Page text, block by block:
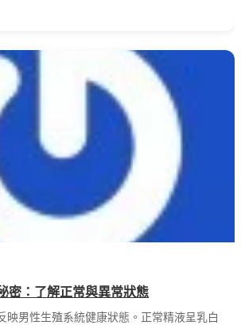
密：了解正常與異常狀態
映男性生殖系統健康狀態。正常精液呈乳白